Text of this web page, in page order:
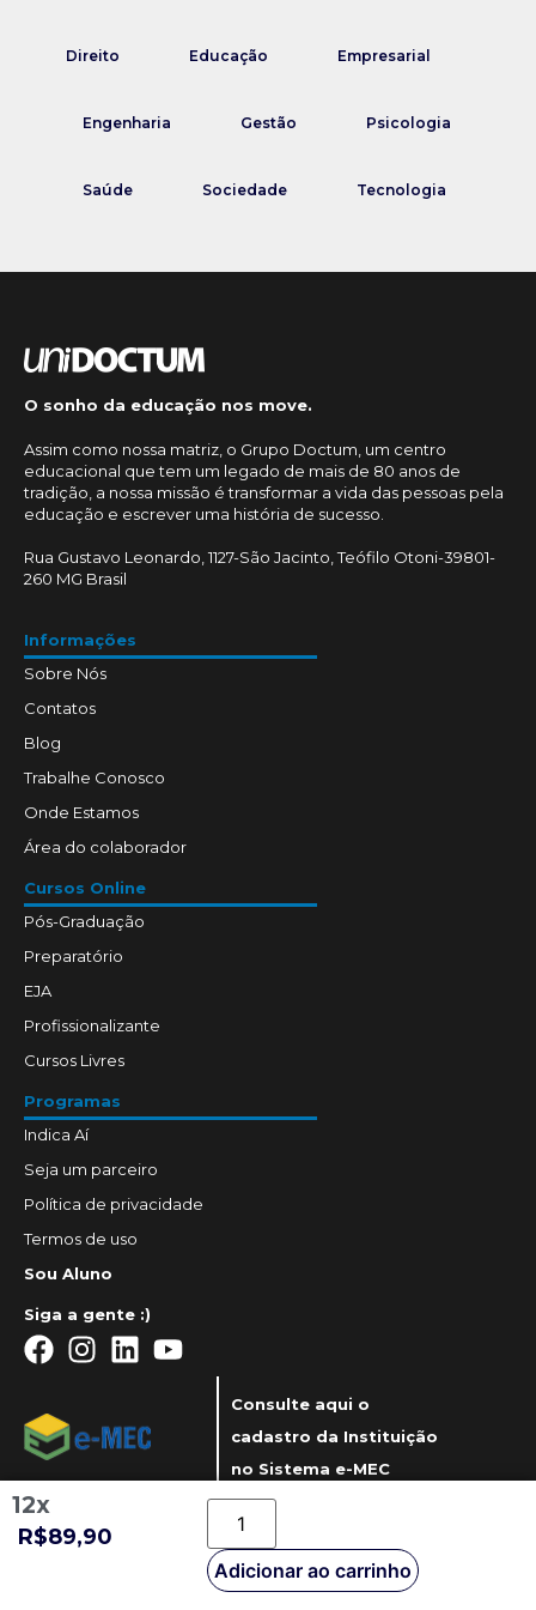
Direito Educação Empresarial
Engenharia Gestão Psicologia
Saúde Sociedade Tecnologia
12x
R$89,90
Adicionar ao carrinho
O sonho da educação nos move.
Assim como nossa matriz, o Grupo Doctum, um centro
educacional que tem um legado de mais de 80 anos de
tradição, a nossa missão é transformar a vida das pessoas pela
educação e escrever uma história de sucesso.
Rua Gustavo Leonardo, 1127-São Jacinto, Teófilo Otoni-39801-
260 MG Brasil
Informações
Sobre Nós
Contatos
Blog
Trabalhe Conosco
Onde Estamos
Área do colaborador
Cursos Online
Pós-Graduação
Preparatório
EJA
Profissionalizante
Cursos Livres
Programas
Indica Aí
Seja um parceiro
Política de privacidade
Termos de uso
Sou Aluno
Siga a gente :)
Consulte aqui o
cadastro da Instituição
no Sistema e-MEC